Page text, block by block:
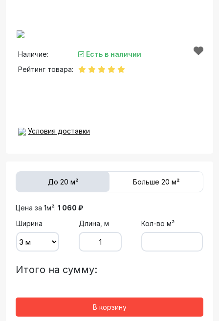
Наличие:
Есть в наличии
Рейтинг товара:
Условия доставки
До 20 м² Больше 20 м²
Цена за 1м²: 1 060 ₽
Ширина
Длина, м Кол-во м²
Итого на сумму:
В корзину